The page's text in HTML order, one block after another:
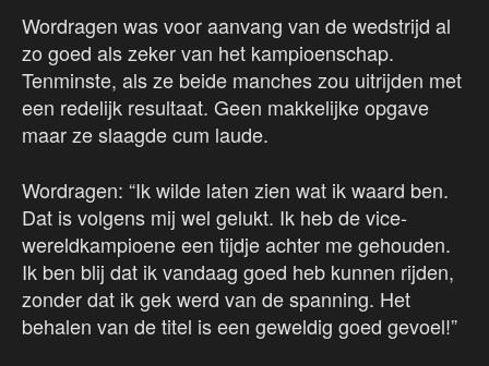
Wordragen was voor aanvang van de wedstrijd al
zo goed als zeker van het kampioenschap.
Tenminste, als ze beide manches zou uitrijden met
een redelijk resultaat. Geen makkelijke opgave
maar ze slaagde cum laude.
Wordragen: “Ik wilde laten zien wat ik waard ben.
Dat is volgens mij wel gelukt. Ik heb de vice-
wereldkampioene een tijdje achter me gehouden.
Ik ben blij dat ik vandaag goed heb kunnen rijden,
zonder dat ik gek werd van de spanning. Het
behalen van de titel is een geweldig goed gevoel!”